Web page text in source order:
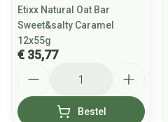
Etixx Natural Oat Bar
Sweet&salty Caramel
12x55g
€ 35,77
Bestel